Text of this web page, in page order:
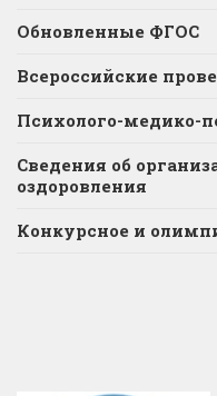
Обновленные ФГОС
Всероссийские
Психолого-медико-
Сведения об
оздоровления
Конкурсное и